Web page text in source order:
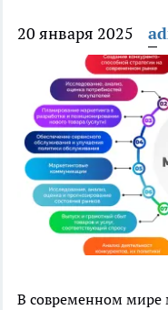
20 января 2025
В современном мире